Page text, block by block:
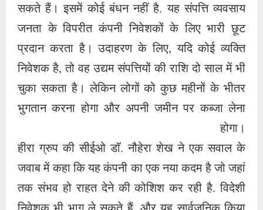
सकते हैं। इसमें कोई बंधन नहीं है. यह संपत्ति व्यवसाय
जनता के विपरीत कंपनी निवेशकों के लिए भारी छूट
प्रदान करता है। उदाहरण के लिए, यदि कोई व्यक्ति
निवेशक है, तो वह उद्यम संपत्तियों की राशि दो साल में भी
चुका सकता है। लेकिन लोगों को कुछ महीनों के भीतर
भुगतान करना होगा और अपनी जमीन पर कब्जा लेना
होगा।
हीरा ग्रुप की सीईओ डॉ. नौहेरा शेख ने एक सवाल के
जवाब में कहा कि यह कंपनी का एक नया कदम है जो जहां
तक ​​संभव हो राहत देने की कोशिश कर रही है. विदेशी